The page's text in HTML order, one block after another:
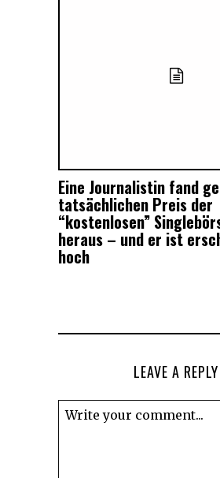
Eine Journalistin fand
tatsächlichen Preis der
“kostenlosen”
heraus – und er ist
hoch
LEAVE A REPLY